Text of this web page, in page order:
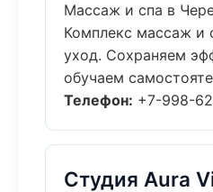
Массаж и спа в
Комплекс массаж и
уход. Сохраняем
обучаем
Телефон: +7-998-
Студия Aura